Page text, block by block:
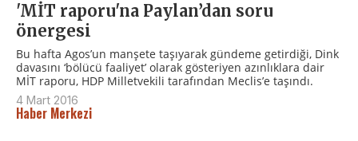
'MİT raporu'na Paylan’dan soru
önergesi
Bu hafta Agos’un manşete taşıyarak gündeme getirdiği, Dink
davasını ‘bölücü faaliyet’ olarak gösteriyen azınlıklara dair
MİT raporu, HDP Milletvekili tarafından Meclis’e taşındı.
4 Mart 2016
Haber Merkezi